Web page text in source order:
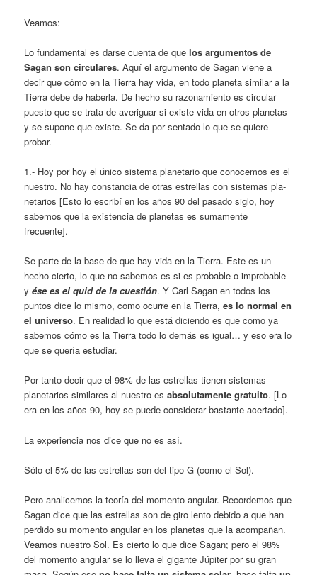
Veamos:
Lo fundamental es darse cuenta de quelos argumentos de
Sagan son circulares. Aquí el argumento de Sagan viene a
decir que cómo en la Tierra hay vida, en todo planeta similar a la
Tierra debe de ha­berla. De hecho su razonamiento es circular
puesto que se trata de averiguar si existe vida en otros pla­netas
y se supone que existe. Se da por senta­do lo que se quiere
probar.
1.- Hoy por hoy el único sistema planeta­rio que conocemos es el
nuestro. No hay constancia de otras estrellas con sistemas pla­
netarios [Esto lo escribí en los años 90 del pasado siglo, hoy
sabemos que la existencia de planetas es sumamente
frecuente].
Se parte de la base de que hay vida en la Tierra. Este es un
hecho cierto, lo que no sa­bemos es si es pro­bable o improbable
yése es el quid de la cuestión. Y Carl Sagan en todos los
puntos dice lo mismo, como ocurre en la Tierra,es lo normal en
el universo. En realidad lo que está diciendo es que como ya
sabemos cómo es la Tierra todo lo demás es igual… y eso era lo
que se quería estudiar.
Por tanto decir que el 98% de las estrellas tienen sistemas
planetarios similares al nues­tro esabsolutamente gratuito. [Lo
era en los años 90, hoy se puede considerar bastante acertado].
La experiencia nos dice que no es así.
Sólo el 5% de las estrellas son del tipo G (como el Sol).
Pero analicemos la teoría del momento angular. Recordemos que
Sagan dice que las estrellas son de giro lento debido a que han
perdido su momento angular en los planetas que la acompañan.
Veamos nuestro Sol. Es cierto lo que dice Sagan; pero el 98%
del momento angular se lo lleva el gigante Júpiter por su gran